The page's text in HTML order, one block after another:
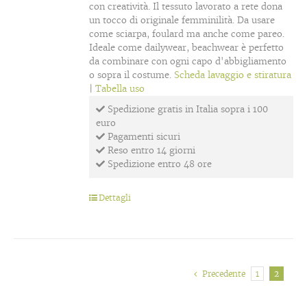
con creatività. Il tessuto lavorato a rete dona
un tocco di originale femminilità. Da usare
come sciarpa, foulard ma anche come pareo.
Ideale come dailywear, beachwear è perfetto
da combinare con ogni capo d'abbigliamento
o sopra il costume. Scheda lavaggio e stiratura
|Tabella uso
Spedizione gratis in Italia sopra i 100
euro
Pagamenti sicuri
Reso entro 14 giorni
Spedizione entro 48 ore
Dettagli
Precedente 1 2